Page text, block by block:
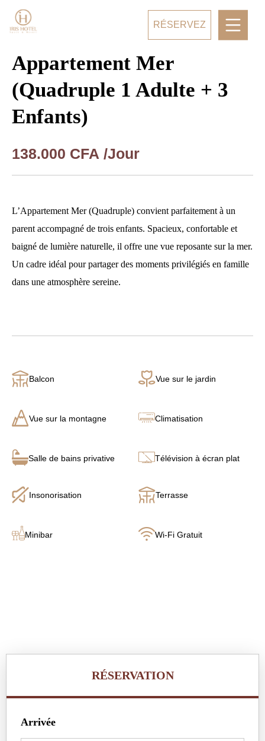
RÉSERVEZ
Appartement Mer
(Quadruple 1 Adulte + 3
Enfants)
138.000 CFA /Jour
L’Appartement Mer (Quadruple) convient parfaitement à un
parent accompagné de trois enfants. Spacieux, confortable et
baigné de lumière naturelle, il offre une vue reposante sur la mer.
Un cadre idéal pour partager des moments privilégiés en famille
dans une atmosphère sereine.
Balcon Vue sur le jardin
Vue sur la montagne Climatisation
Salle de bains privative Télévision à écran plat
Insonorisation Terrasse
Minibar Wi-Fi Gratuit
RÉSERVATION
Arrivée